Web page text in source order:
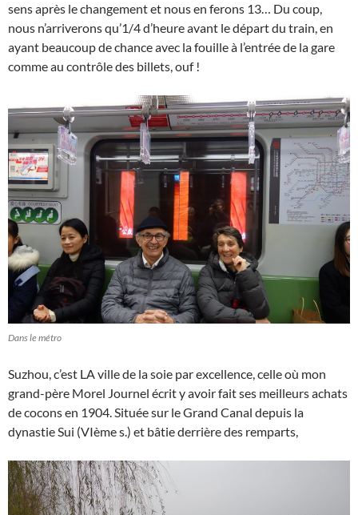
sens après le changement et nous en ferons 13… Du coup,
nous n’arriverons qu’1/4 d’heure avant le départ du train, en
ayant beaucoup de chance avec la fouille à l’entrée de la gare
comme au contrôle des billets, ouf !
Dans le métro
Suzhou, c’est LA ville de la soie par excellence, celle où mon
grand-père Morel Journel écrit y avoir fait ses meilleurs achats
de cocons en 1904. Située sur le Grand Canal depuis la
dynastie Sui (VIème s.) et bâtie derrière des remparts,